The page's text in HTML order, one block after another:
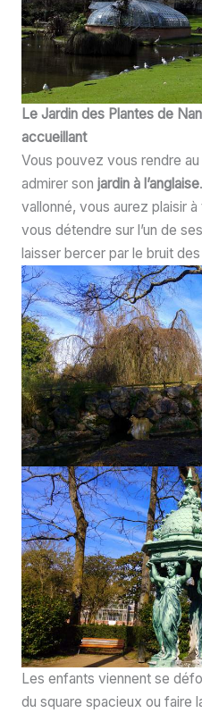
Le Jardin des Plantes de
accueillant
Vous pouvez vous rendre
admirer son jardin à l’anglaise
vallonné, vous aurez plaisir
vous détendre sur l’un de
laisser bercer par le bruit des
Les enfants viennent se
du square spacieux ou faire